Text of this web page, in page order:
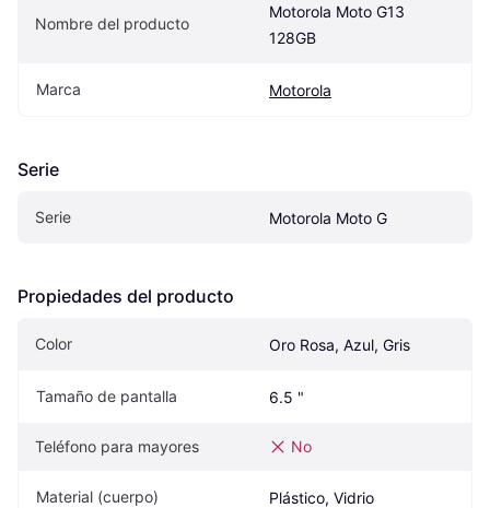
Nombre del producto
Motorola Moto G13
128GB
Marca Motorola
Serie
Serie Motorola Moto G
Propiedades del producto
Color Oro Rosa, Azul, Gris
Tamaño de pantalla 6.5 "
Teléfono para mayores No
Material (cuerpo) Plástico, Vidrio